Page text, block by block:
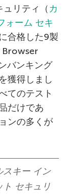
リティ（ カ
ォーム セキ
合格した9製
Browser
バンキング
獲得しまし
てのテスト
だけであ
ンの多くが
スキー イン
ト セキュリ